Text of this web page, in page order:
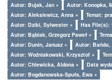
Autor: Bujak, Jan × Autor: Konopka,
Autor: Aleksiewicz, Anna ×
Temat:
Autor: Dziki, Sylwester ×
Has File(s):
Autor: Bąbiak, Grzegorz Paweł ×
Autor: Dunin, Janusz ×
Autor: Bańdo,
Autor: Woźniakowski, Krzysztof ×
Autor: Chlewicka, Aldona ×
Data
Autor: Bogdanowska-Spuła, Ewa ×